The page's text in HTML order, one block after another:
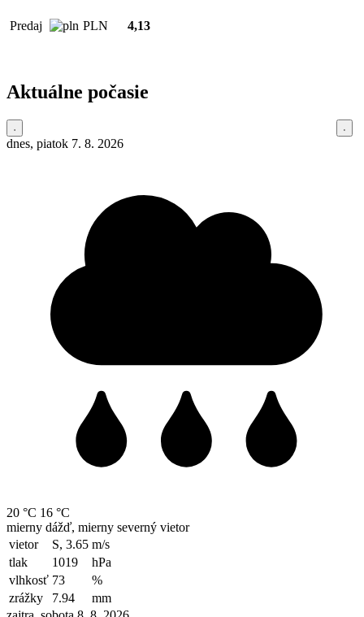
Predaj PLN 4,13
Aktuálne počasie
dnes, piatok 7. 8. 2026
20 °C 16 °C
mierny dážď, mierny severný vietor
vietor
S, 3.65 m/s
tlak
1019
hPa
vlhkosť 73
%
zrážky
7.94
mm